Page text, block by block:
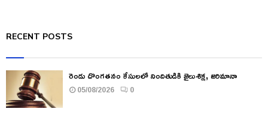
RECENT POSTS
రెండు దొంగతనం కేసులలో నిందితుడికి జైలుశిక్ష, జరిమానా
05/08/2026 0